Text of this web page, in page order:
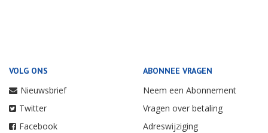
VOLG ONS
Nieuwsbrief
Twitter
Facebook
ABONNEE VRAGEN
Neem een Abonnement
Vragen over betaling
Adreswijziging